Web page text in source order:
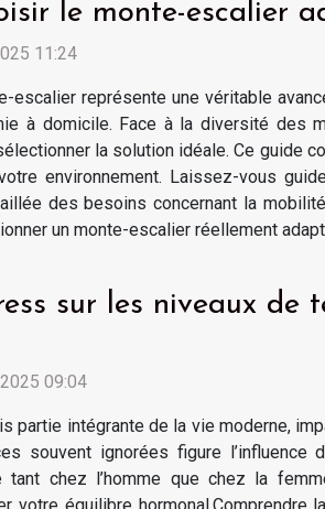
le monte-escalier
11:24
escalier représente une véritable
à domicile. Face à la diversité des
la solution idéale. Ce guide
environnement. Laissez-vous
des besoins concernant la
un monte-escalier réellement
sur les niveaux de
09:04
partie intégrante de la vie moderne,
souvent ignorées figure
tant chez l’homme que chez la